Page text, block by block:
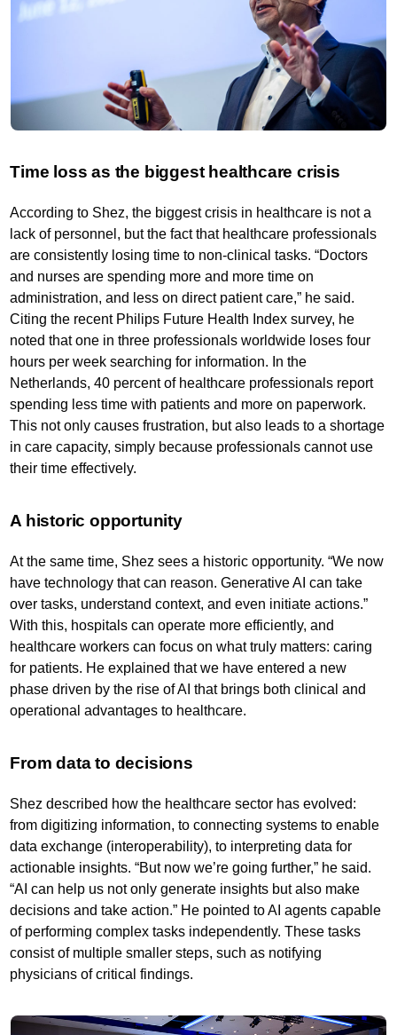
Time loss as the biggest healthcare crisis
According to Shez, the biggest crisis in healthcare is not a
lack of personnel, but the fact that healthcare professionals
are consistently losing time to non-clinical tasks. “Doctors
and nurses are spending more and more time on
administration, and less on direct patient care,” he said.
Citing the recent Philips Future Health Index survey, he
noted that one in three professionals worldwide loses four
hours per week searching for information. In the
Netherlands, 40 percent of healthcare professionals report
spending less time with patients and more on paperwork.
This not only causes frustration, but also leads to a shortage
in care capacity, simply because professionals cannot use
their time effectively.
A historic opportunity
At the same time, Shez sees a historic opportunity. “We now
have technology that can reason. Generative AI can take
over tasks, understand context, and even initiate actions.”
With this, hospitals can operate more efficiently, and
healthcare workers can focus on what truly matters: caring
for patients. He explained that we have entered a new
phase driven by the rise of AI that brings both clinical and
operational advantages to healthcare.
From data to decisions
Shez described how the healthcare sector has evolved:
from digitizing information, to connecting systems to enable
data exchange (interoperability), to interpreting data for
actionable insights. “But now we’re going further,” he said.
“AI can help us not only generate insights but also make
decisions and take action.” He pointed to AI agents capable
of performing complex tasks independently. These tasks
consist of multiple smaller steps, such as notifying
physicians of critical findings.